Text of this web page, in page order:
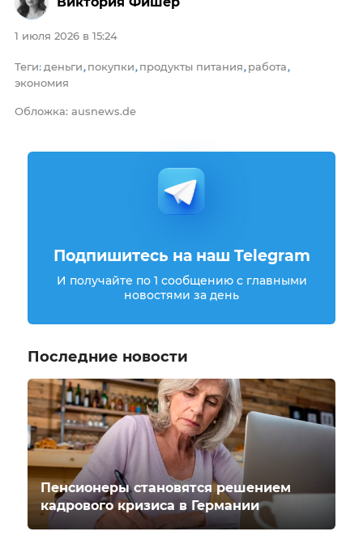
1 июля 2026 в 15:24
Теги: деньги, покупки, продукты питания, работа,
экономия
Обложка: ausnews.de
Подпишитесь на наш Telegram
И получайте по 1 сообщению с главными
новостями за день
Последние новости
Пенсионеры становятся решением
кадрового кризиса в Германии